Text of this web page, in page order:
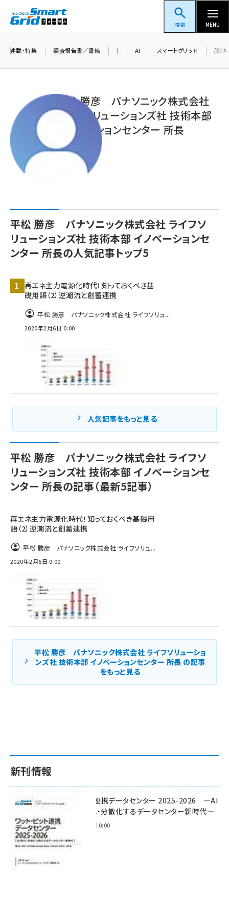
ン
スマートグリッドフォーラム
検索 MENU
蓄電池 (401)
新井 (358)
ペロブスカイト (337)
新井宏征 (294)
大串 (222)
aitras (185)
タンデム (149)
連載・特集 調査報告書／書籍 | AI スマートグリッド 脱炭
平松 勝彦 パナソニック株式会社
ライフソリューションズ社 技術本部
イノベーションセンター 所長
平松 勝彦 パナソニック株式会社 ライフソ
リューションズ社 技術本部 イノベーションセ
ンター 所長の人気記事トップ5
再エネ主力電源化時代! 知っておくべき基
礎用語（2）逆潮流と創蓄連携
平松 勝彦 パナソニック株式会社 ライフソリュ...
2020年2月6日 0:00
人気記事をもっと見る
平松 勝彦 パナソニック株式会社 ライフソ
リューションズ社 技術本部 イノベーションセ
ンター 所長の記事（最新5記事）
再エネ主力電源化時代! 知っておくべき基礎用
語（2）逆潮流と創蓄連携
平松 勝彦 パナソニック株式会社 ライフソリュ...
2020年2月6日 0:00
平松 勝彦 パナソニック株式会社 ライフソリューショ
ンズ社 技術本部 イノベーションセンター 所長 の記事
をもっと見る
新刊情報
ワット・ビット連携データセンター 2025-2026 ―AI
時代に多様化・分散化するデータセンター新時代―
2025年11月28日 0:00